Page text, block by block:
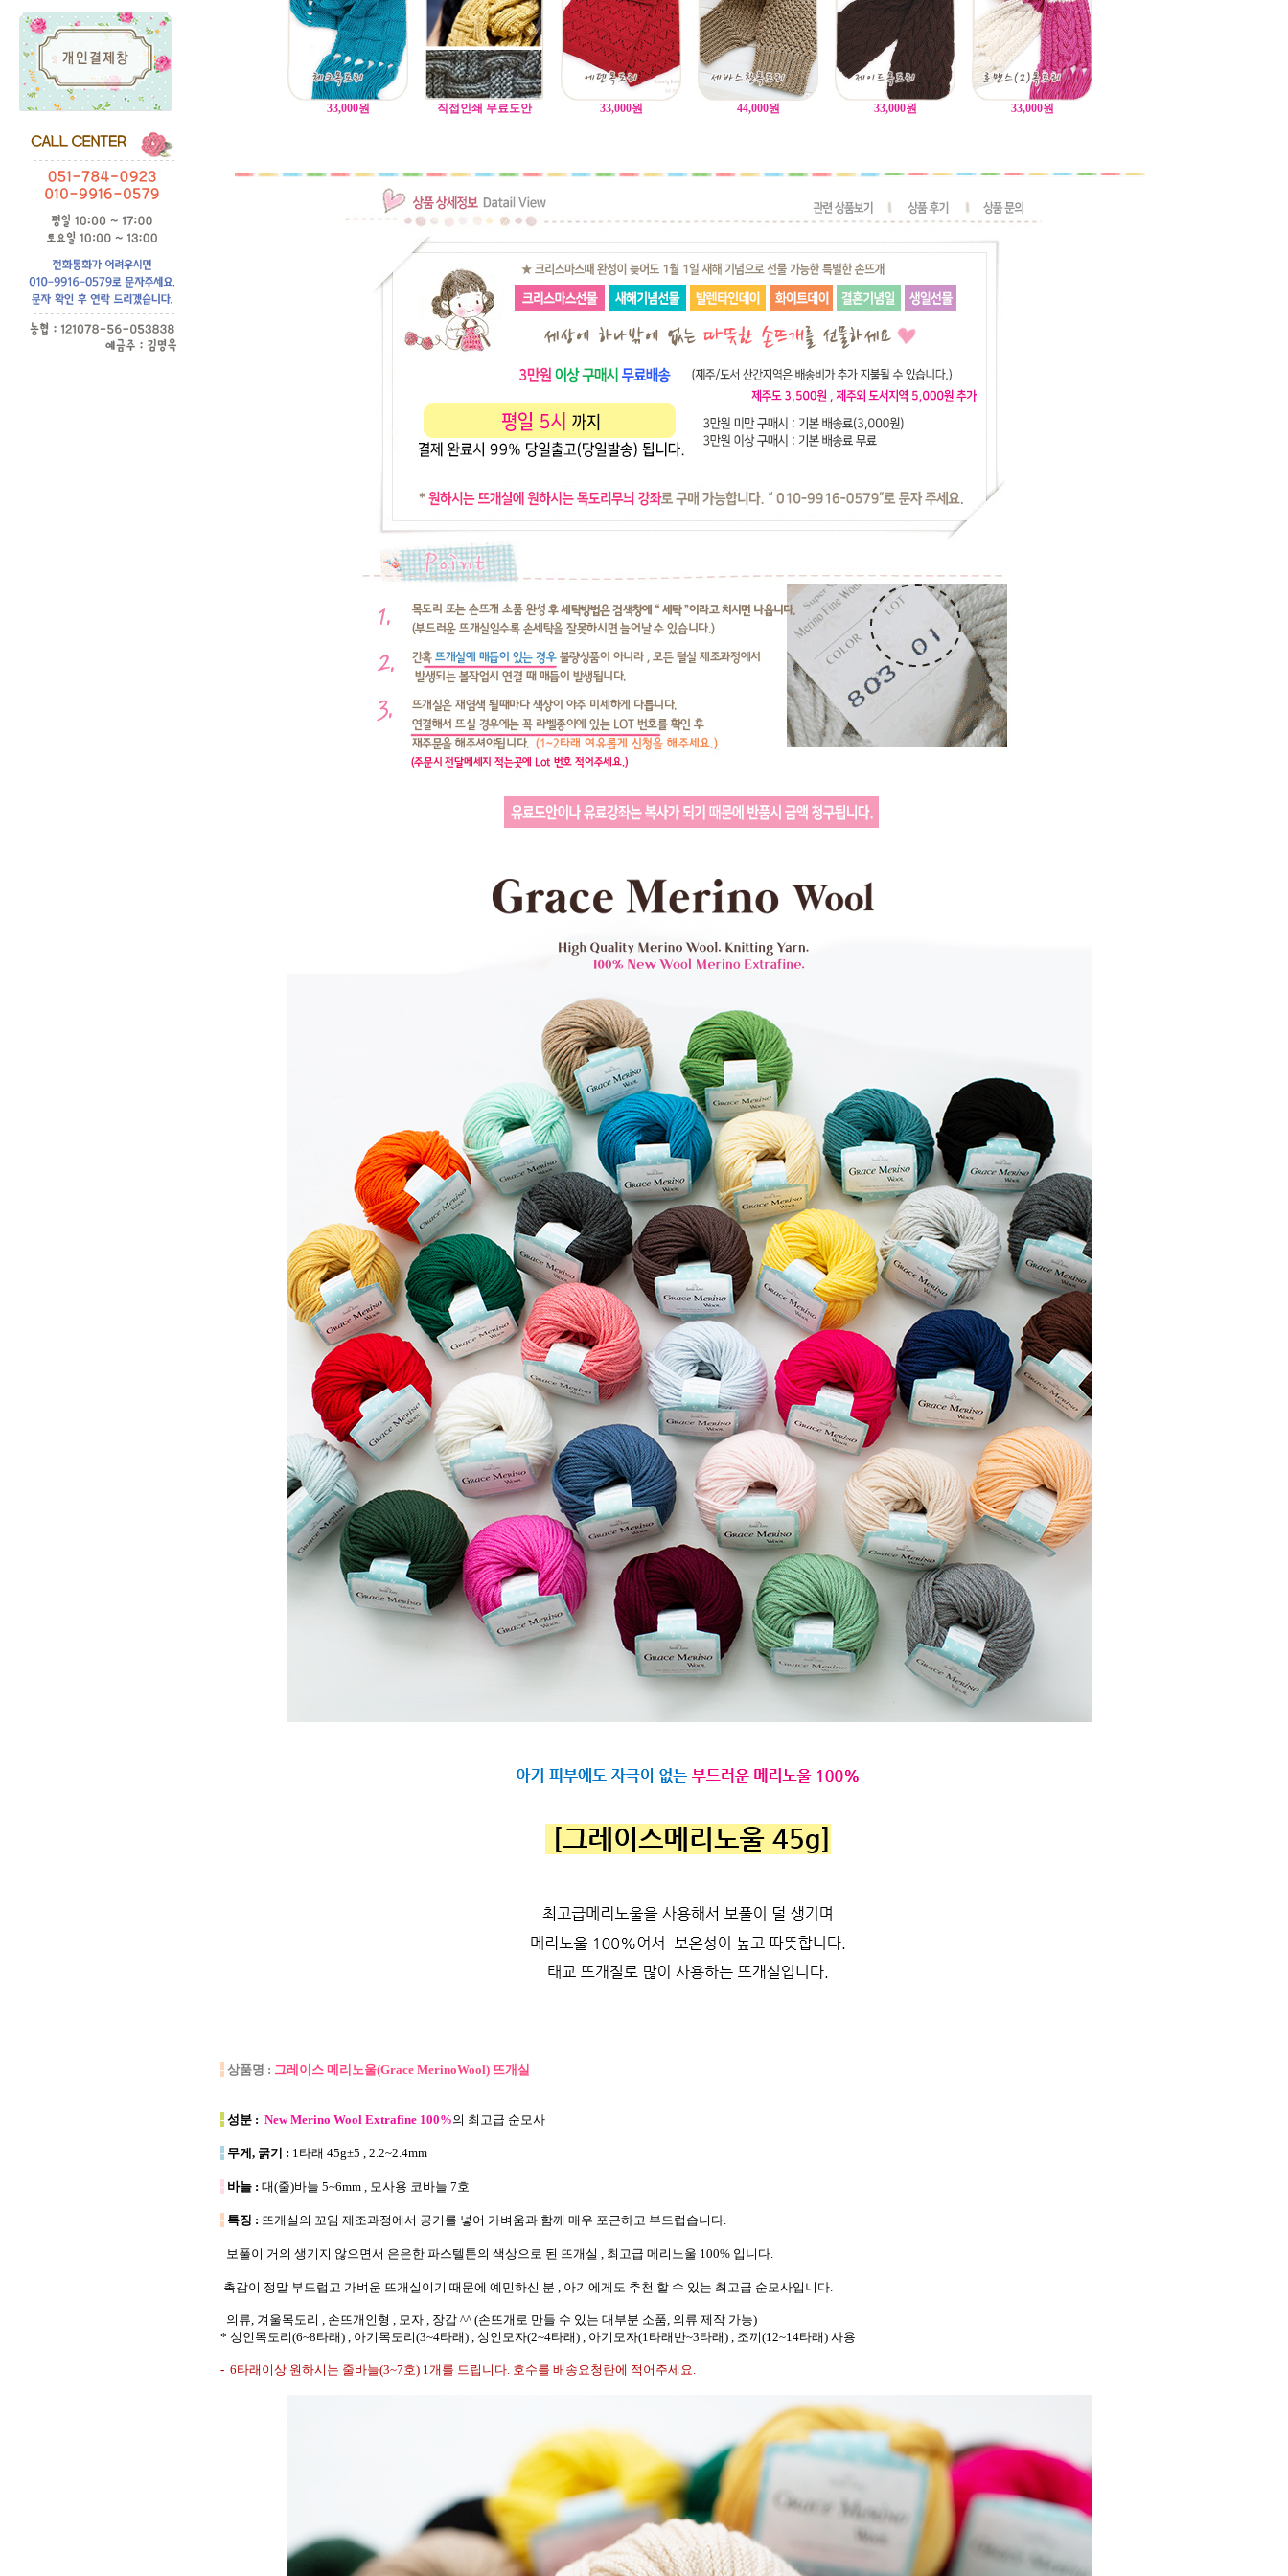
33,000원 직접인쇄 무료도안 33,000원 44,000원 33,000원 33,000원
- 상품명 : 그레이스 메리노울(Grace MerinoWool) 뜨개실
- 성분 : New Merino Wool Extrafine 100%의 최고급 순모사
- 무게, 굵기 : 1타래 45g±5 , 2.2~2.4mm
- 바늘 : 대(줄)바늘 5~6mm , 모사용 코바늘 7호
- 특징 : 뜨개실의 꼬임 제조과정에서 공기를 넣어 가벼움과 함께 매우 포근하고 부드럽습니다.
보풀이 거의 생기지 않으면서 은은한 파스텔톤의 색상으로 된 뜨개실 , 최고급 메리노울 100% 입니다.
촉감이 정말 부드럽고 가벼운 뜨개실이기 때문에 예민하신 분 , 아기에게도 추천 할 수 있는 최고급 순모사입니다.
의류, 겨울목도리 , 손뜨개인형 , 모자 , 장갑 ^^ (손뜨개로 만들 수 있는 대부분 소품, 의류 제작 가능)
* 성인목도리(6~8타래) , 아기목도리(3~4타래) , 성인모자(2~4타래) , 아기모자(1타래반~3타래) , 조끼(12~14타래) 사용
- 6타래이상 원하시는 줄바늘(3~7호) 1개를 드립니다. 호수를 배송요청란에 적어주세요.